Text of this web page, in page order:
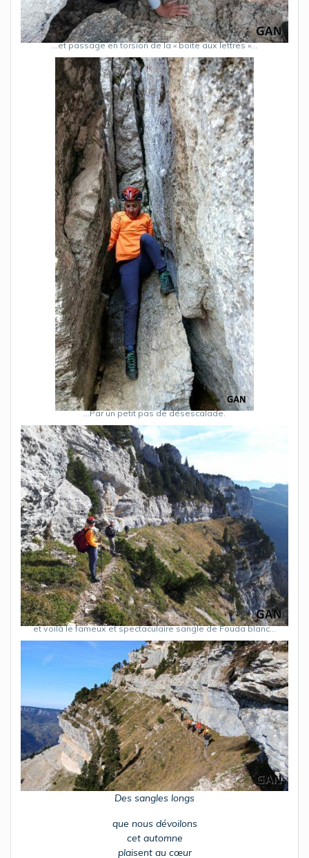
…et passage en torsion de la « boite aux lettres »…
…Par un petit pas de désescalade.
et voilà le fameux et spectaculaire sangle de Fouda blanc…
Des sangles longs
que nous dévoilons
cet automne
plaisent au cœur